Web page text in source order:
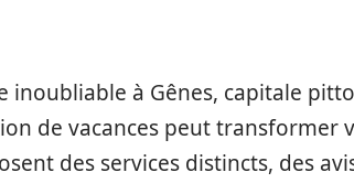
inoubliable à Gênes, capitale
de vacances peut transformer
des services distincts, des